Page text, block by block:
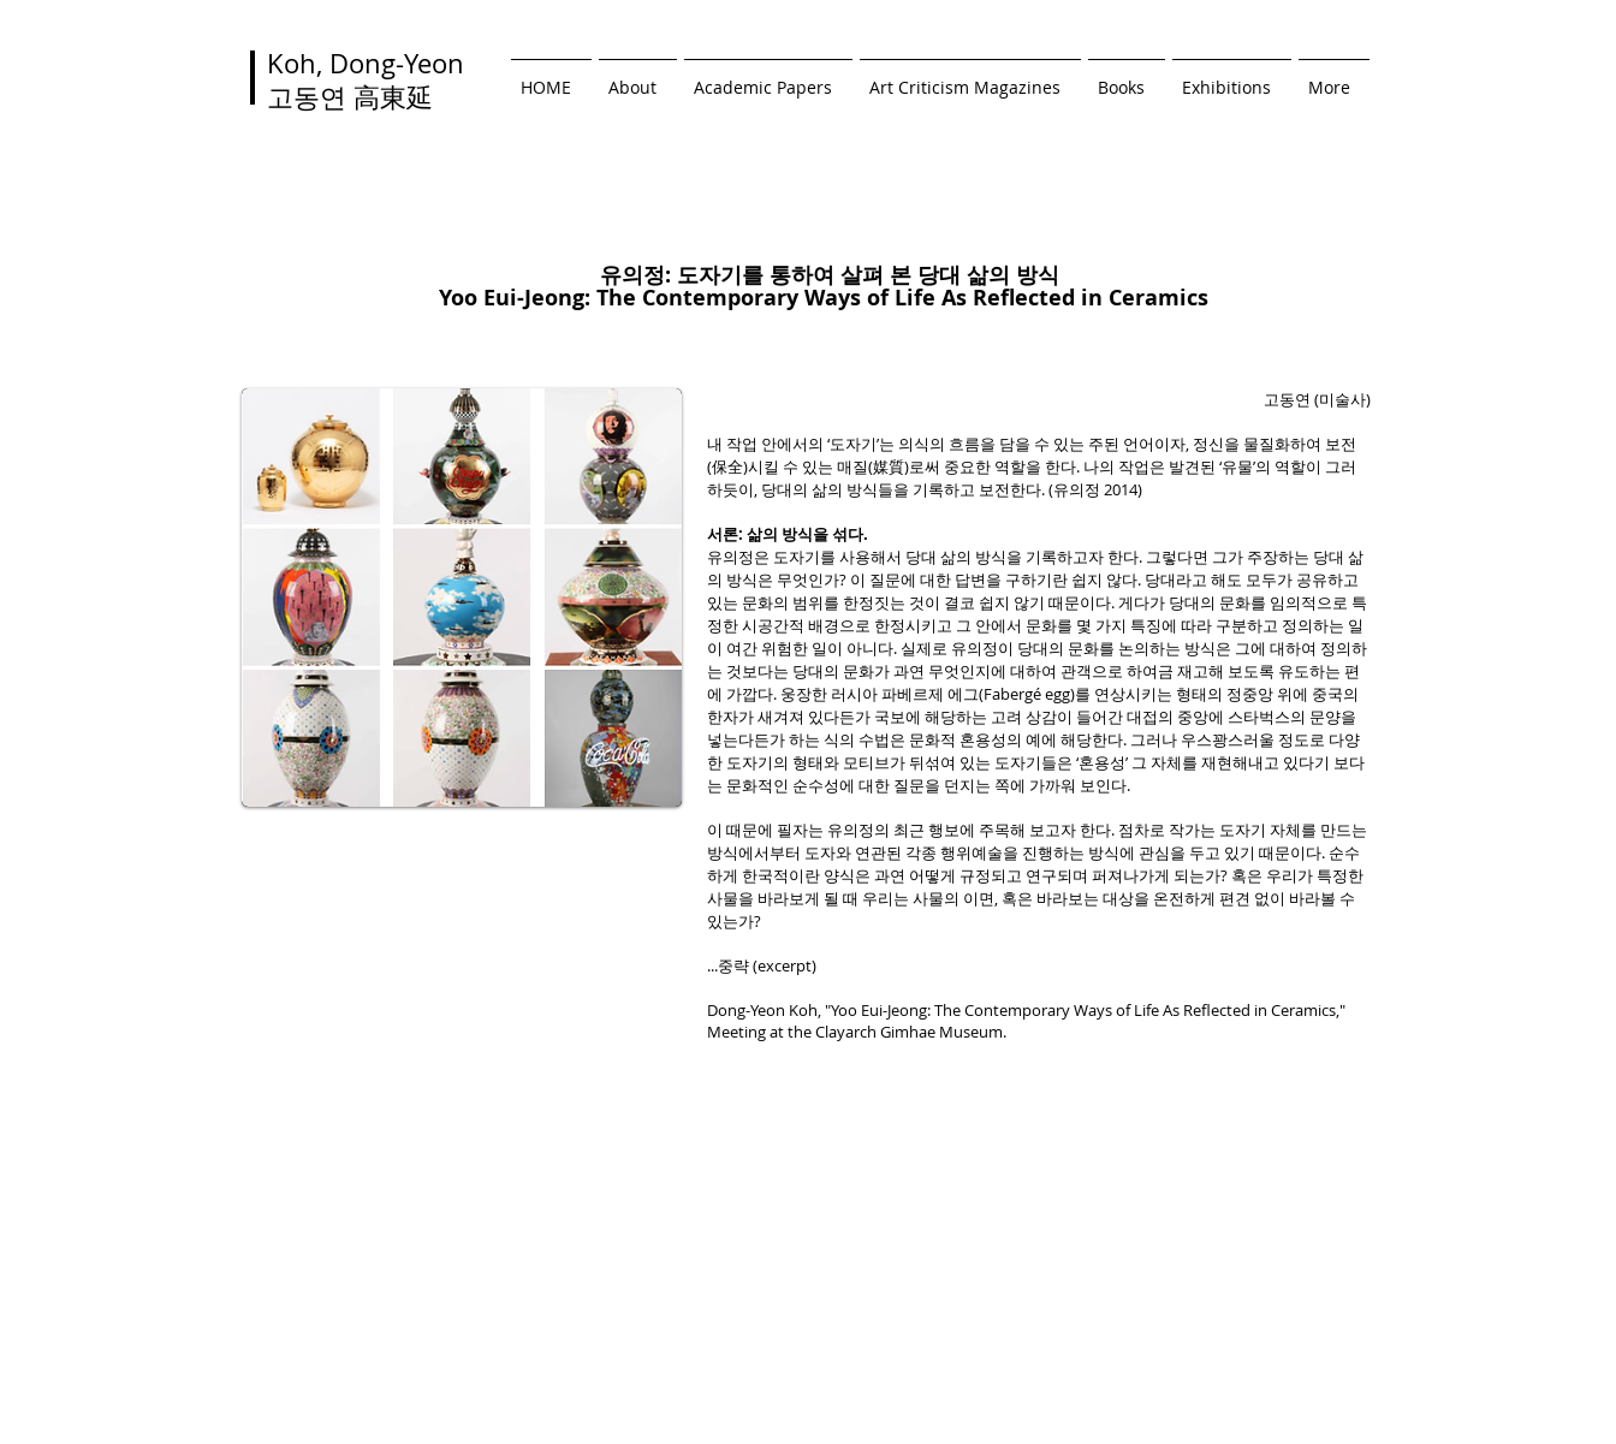
Koh, Dong-Yeon
고동연 高東延 HOME About Academic Papers Art Criticism Magazines Books Exhibitions More
유의정: 도자기를 통하여 살펴 본 당대 삶의 방식
Yoo Eui-Jeong: The Contemporary Ways of Life As Reflected in Ceramics ​
고동연 (미술사)
내 작업 안에서의 ‘도자기’는 의식의 흐름을 담을 수 있는 주된 언어이자, 정신을 물질화하여 보전
(保全)시킬 수 있는 매질(媒質)로써 중요한 역할을 한다. 나의 작업은 발견된 ‘유물’의 역할이 그러
하듯이, 당대의 삶의 방식들을 기록하고 보전한다. (유의정 2014)
서론: 삶의 방식을 섞다.
유의정은 도자기를 사용해서 당대 삶의 방식을 기록하고자 한다. 그렇다면 그가 주장하는 당대 삶
의 방식은 무엇인가? 이 질문에 대한 답변을 구하기란 쉽지 않다. 당대라고 해도 모두가 공유하고
있는 문화의 범위를 한정짓는 것이 결코 쉽지 않기 때문이다. 게다가 당대의 문화를 임의적으로 특
정한 시공간적 배경으로 한정시키고 그 안에서 문화를 몇 가지 특징에 따라 구분하고 정의하는 일
이 여간 위험한 일이 아니다. 실제로 유의정이 당대의 문화를 논의하는 방식은 그에 대하여 정의하
는 것보다는 당대의 문화가 과연 무엇인지에 대하여 관객으로 하여금 재고해 보도록 유도하는 편
에 가깝다. 웅장한 러시아 파베르제 에그(Fabergé egg)를 연상시키는 형태의 정중앙 위에 중국의
한자가 새겨져 있다든가 국보에 해당하는 고려 상감이 들어간 대접의 중앙에 스타벅스의 문양을
넣는다든가 하는 식의 수법은 문화적 혼용성의 예에 해당한다. 그러나 우스꽝스러울 정도로 다양
한 도자기의 형태와 모티브가 뒤섞여 있는 도자기들은 ‘혼용성’ 그 자체를 재현해내고 있다기 보다
는 문화적인 순수성에 대한 질문을 던지는 쪽에 가까워 보인다.
이 때문에 필자는 유의정의 최근 행보에 주목해 보고자 한다. 점차로 작가는 도자기 자체를 만드는
방식에서부터 도자와 연관된 각종 행위예술을 진행하는 방식에 관심을 두고 있기 때문이다. 순수
하게 한국적이란 양식은 과연 어떻게 규정되고 연구되며 퍼져나가게 되는가? 혹은 우리가 특정한
사물을 바라보게 될 때 우리는 사물의 이면, 혹은 바라보는 대상을 온전하게 편견 없이 바라볼 수
있는가?
...중략 (excerpt)
Dong-Yeon Koh, "Yoo Eui-Jeong: The Contemporary Ways of Life As Reflected in Ceramics,"
Meeting at the Clayarch Gimhae Museum.